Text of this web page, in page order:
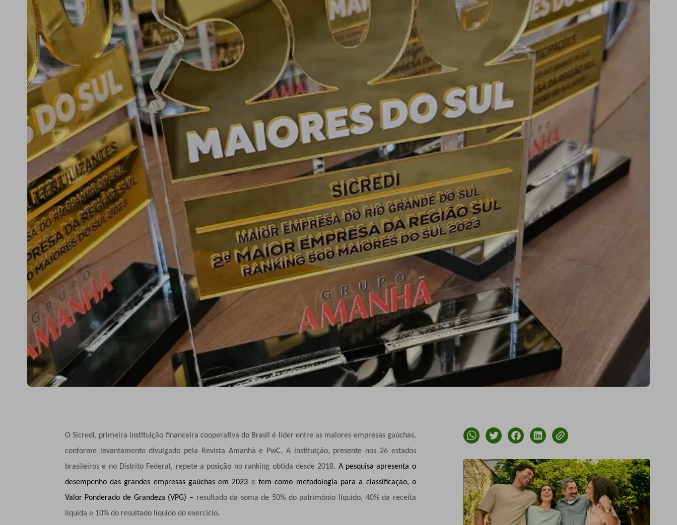
O Sicredi, primeira instituição financeira cooperativa do Brasil é líder entre as maiores empresas gaúchas,
conforme levantamento divulgado pela Revista Amanhã e PwC. A instituição, presente nos 26 estados
brasileiros e no Distrito Federal, repete a posição no ranking obtida desde 2018. A pesquisaapresenta o
desempenho das grandes empresas gaúchas em 2023 etem como metodologia para a classificação, o
Valor Ponderado de Grandeza (VPG) – resultado da soma de 50% do patrimônio líquido, 40% da receita
líquida e 10% do resultado líquido do exercício.